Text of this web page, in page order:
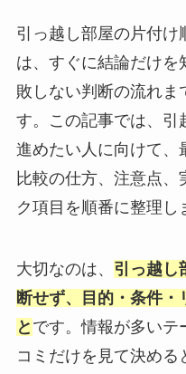
引っ越し部屋の片付け
は、すぐに結論だけを
敗しない判断の流れま
す。この記事では、引
進めたい人に向けて、
比較の仕方、注意点、
ク項目を順番に整理し
大切なのは、 引っ越し
断せず、目的・条件・
と です。情報が多いテ
コミだけを見て決める